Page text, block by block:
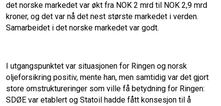
det norske markedet var økt fra NOK 2 mrd til NOK 2,9 mrd
kroner, og det var nå det nest største markedet i verden.
Samarbeidet i det norske markedet var godt.
I utgangspunktet var situasjonen for Ringen og norsk
oljeforsikring positiv, mente han, men samtidig var det gjort
store omstruktureringer som ville få betydning for Ringen:
SDØE var etablert og Statoil hadde fått konsesjon til å